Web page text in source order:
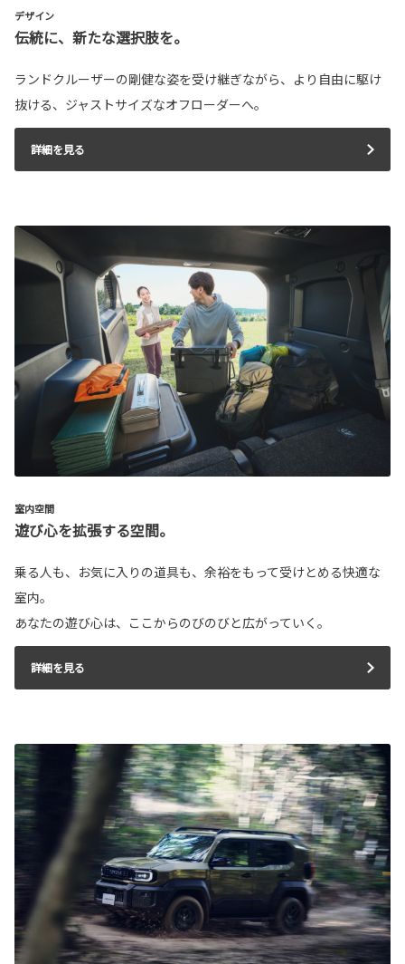
デザイン
伝統に、新たな選択肢を。
ランドクルーザーの剛健な姿を受け継ぎながら、より自由に駆け
抜ける、ジャストサイズなオフローダーへ。
詳細を見る
室内空間
遊び心を拡張する空間。
乗る人も、お気に入りの道具も、余裕をもって受けとめる快適な
室内。
あなたの遊び心は、ここからのびのびと広がっていく。
詳細を見る